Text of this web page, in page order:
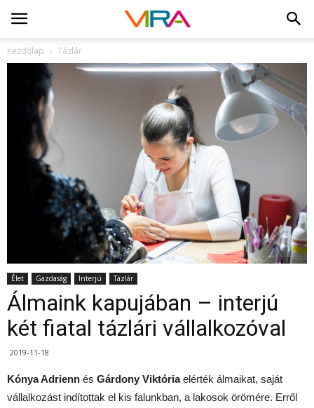
Kezdőlap Tázlár
Élet Gazdaság Interjú Tázlár
Álmaink kapujában – interjú
két fiatal tázlári vállalkozóval
2019-11-18
Kónya Adrienn és Gárdony Viktóriaelérték álmaikat, saját
vállalkozást indítottak el kis falunkban, a lakosok örömére. Erről